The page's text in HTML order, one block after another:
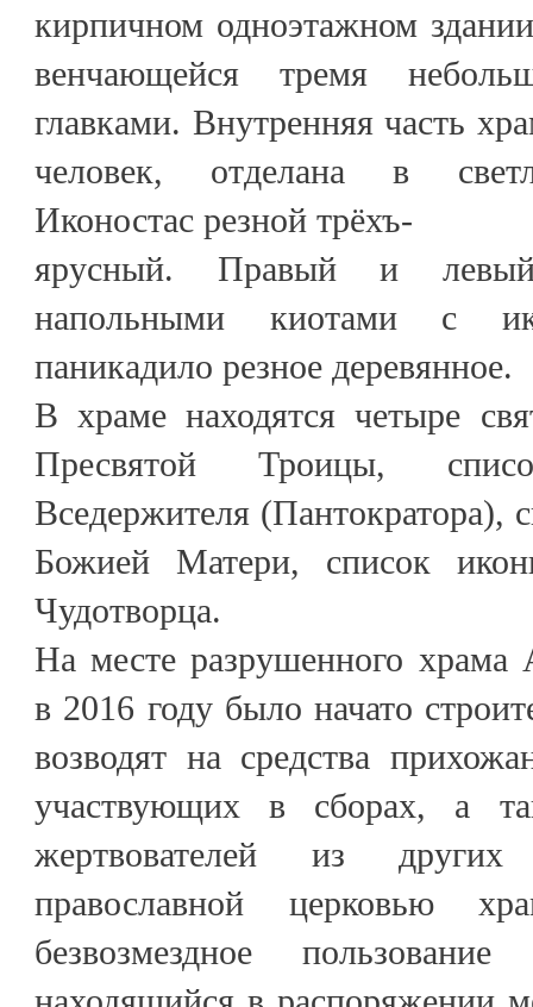
кирпичном одноэтажном
венчающейся тремя
главками. Внутренняя часть
человек, отделана в
Иконостас резной трёхъ-
ярусный. Правый и
напольными киотами с
паникадило резное деревянное.
В храме находятся четыре
Пресвятой Троицы,
Вседержителя (Пантократора),
Божией Матери, список
Чудотворца.
На месте разрушенного храма
в 2016 году было начато
возводят на средства
участвующих в сборах, а
жертвователей из
православной церковью
безвозмездное